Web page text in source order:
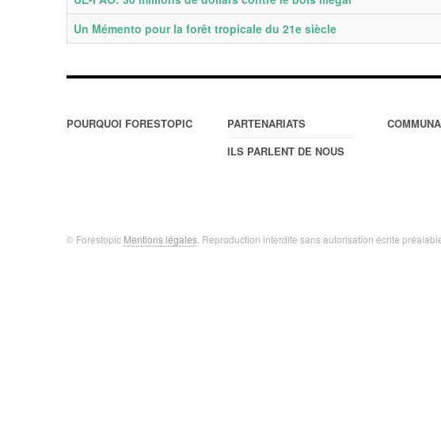
Un Mémento pour la forêt tropicale du 21e siècle
POURQUOI FORESTOPIC
PARTENARIATS
ILS PARLENT DE NOUS
© Forestopic Mentions légales . Reproduction interdite sans autorisation écrite